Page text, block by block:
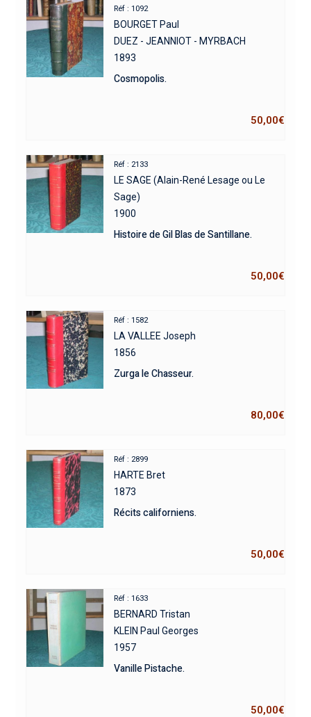
Réf : 1092
BOURGET Paul
DUEZ - JEANNIOT - MYRBACH
1893
Cosmopolis.
50,00€
Réf : 2133
LE SAGE (Alain-René Lesage ou Le
Sage)
1900
Histoire de Gil Blas de Santillane.
50,00€
Réf : 1582
LA VALLEE Joseph
1856
Zurga le Chasseur.
80,00€
Réf : 2899
HARTE Bret
1873
Récits californiens.
50,00€
Réf : 1633
BERNARD Tristan
KLEIN Paul Georges
1957
Vanille Pistache.
50,00€